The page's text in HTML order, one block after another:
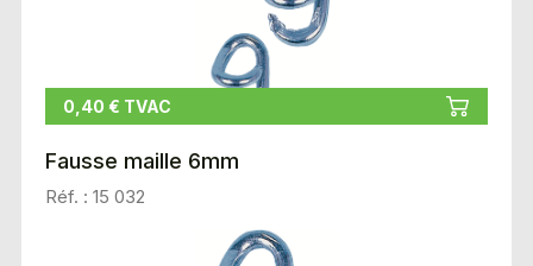
0,40 € TVAC
Fausse maille 6mm
Réf. : 15 032